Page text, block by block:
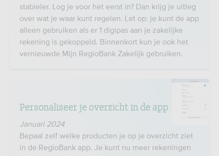
stabieler. Log je voor het eerst in? Dan krijg je uitleg
over wat je waar kunt regelen. Let op: je kunt de app
alleen gebruiken als er 1 digipas aan je zakelijke
rekening is gekoppeld. Binnenkort kun je ook het
vernieuwde Mijn RegioBank Zakelijk gebruiken.
Personaliseer je overzicht in de app
Januari 2024
Bepaal zelf welke producten je op je overzicht ziet
in de RegioBank app. Je kunt nu meer rekeningen